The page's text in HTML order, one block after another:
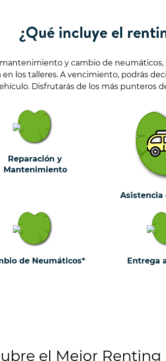
¿Qué incluye el
y cambio de
los talleres. A vencimiento, podrás
Disfrutarás de los más punteros
Reparación y
Mantenimiento
Asistencia
de Neumáticos* Entrega
el Mejor Renting